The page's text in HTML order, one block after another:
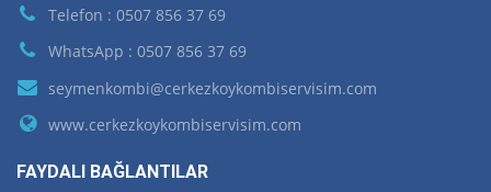
Telefon : 0507 856 37 69
WhatsApp : 0507 856 37 69
seymenkombi@cerkezkoykombiservisim.com
www.cerkezkoykombiservisim.com
FAYDALI BAĞLANTILAR